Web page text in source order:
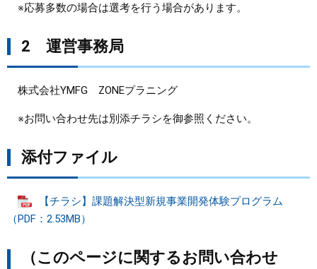
※応募多数の場合は選考を行う場合があります。
2 運営事務局
株式会社YMFG ZONEプラニング
※お問い合わせ先は別添チラシを御参照ください。
添付ファイル
【チラシ】課題解決型新規事業開発体験プログラム
（PDF：2.53MB）
（このページに関するお問い合わせ